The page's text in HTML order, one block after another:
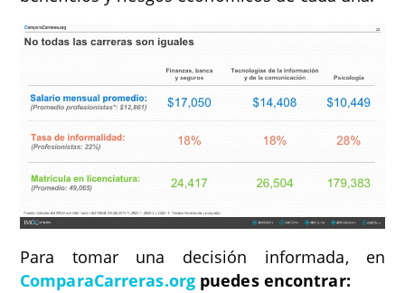
Para tomar una decisión informada, en
ComparaCarreras.orgpuedes encontrar: